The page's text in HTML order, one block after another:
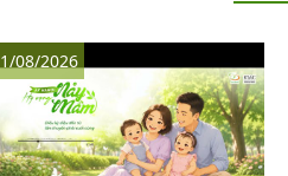
1/08/2026